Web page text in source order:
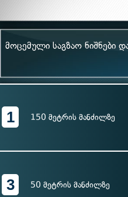
მოცემული საგზაო ნიშნები
1 150 მეტრის მანძილზე
3 50 მეტრის მანძილზე